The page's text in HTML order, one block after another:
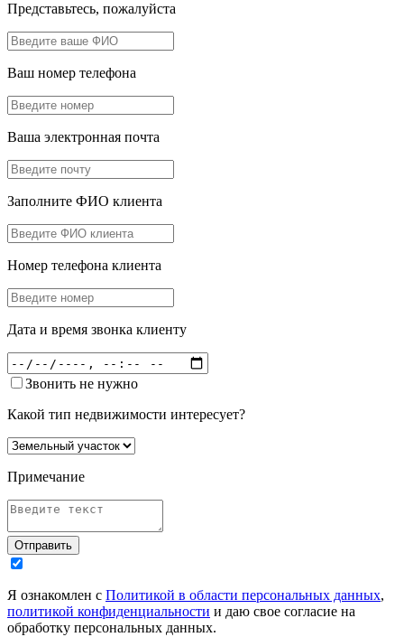
Представьтесь, пожалуйста
Ваш номер телефона
Ваша электронная почта
Заполните ФИО клиента
Номер телефона клиента
Дата и время звонка клиенту
Звонить не нужно
Какой тип недвижимости интересует?
Примечание
Отправить
Я ознакомлен с Политикой в области персональных данных,
политикой конфиденциальности и даю свое согласие на
обработку персональных данных.